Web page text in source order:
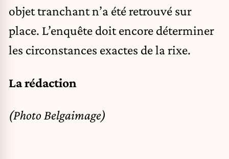
objet tranchant n’a été retrouvé sur
place. L’enquête doit encore déterminer
les circonstances exactes de la rixe.
La rédaction
(Photo Belgaimage)